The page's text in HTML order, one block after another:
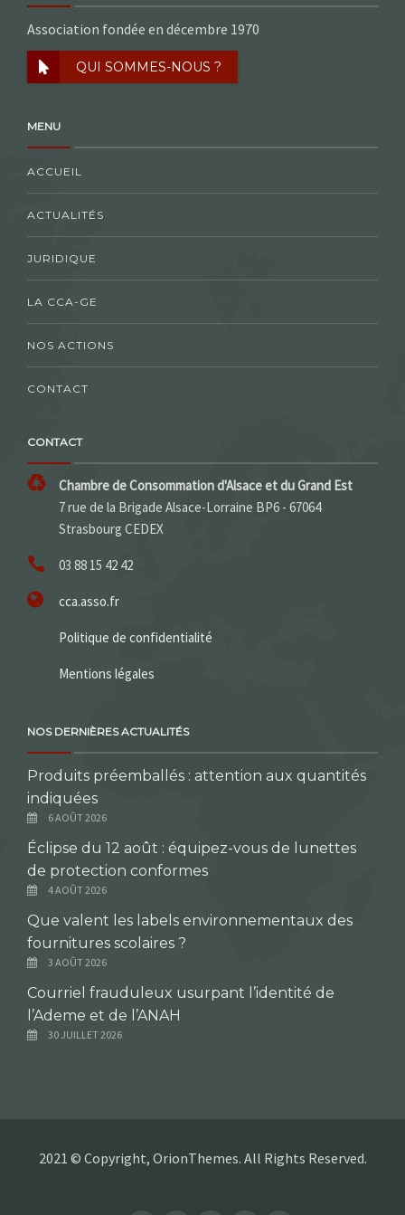
Association fondée en décembre 1970
QUI SOMMES-NOUS ?
MENU
ACCUEIL
ACTUALITÉS
JURIDIQUE
LA CCA-GE
NOS ACTIONS
CONTACT
CONTACT
Chambre de Consommation d'Alsace et du Grand Est
7 rue de la Brigade Alsace-Lorraine BP6 - 67064
Strasbourg CEDEX
03 88 15 42 42
cca.asso.fr
Politique de confidentialité
Mentions légales
NOS DERNIÈRES ACTUALITÉS
Produits préemballés : attention aux quantités
indiquées
6 AOÛT 2026
Éclipse du 12 août : équipez-vous de lunettes
de protection conformes
4 AOÛT 2026
Que valent les labels environnementaux des
fournitures scolaires ?
3 AOÛT 2026
Courriel frauduleux usurpant l’identité de
l’Ademe et de l’ANAH
30 JUILLET 2026
2021 © Copyright, OrionThemes. All Rights Reserved.